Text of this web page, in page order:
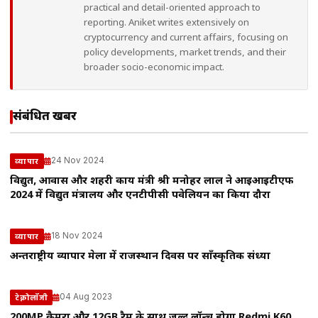
practical and detail-oriented approach to
reporting. Aniket writes extensively on
cryptocurrency and current affairs, focusing on
policy developments, market trends, and their
broader socio-economic impact.
संबंधित खबरें
व्यापार 24 Nov 2024
विद्युत, आवास और शहरी कार्य मंत्री श्री मनोहर लाल ने आईआईटीएफ
2024 में विद्युत मंत्रालय और एनटीपीसी पवेलियन का किया दौरा
व्यापार 18 Nov 2024
अन्तर्राष्ट्रीय व्यापार मेला में राजस्थान दिवस पर साॅंस्कृतिक संध्या
टेक्नोलॉजी 04 Aug 2023